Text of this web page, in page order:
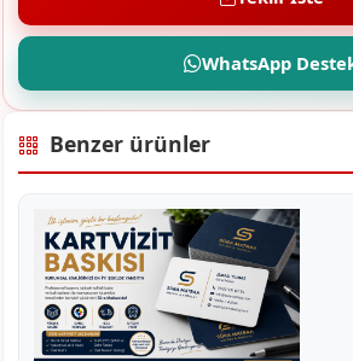
WhatsApp
Benzer ürünler